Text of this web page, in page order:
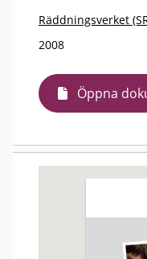
Räddningsverket
2008
Öppna